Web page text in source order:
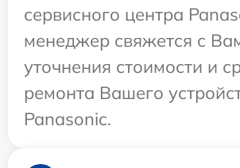
сервисного центра
менеджер свяжется с
уточнения стоимости и
ремонта Вашего
Panasonic.